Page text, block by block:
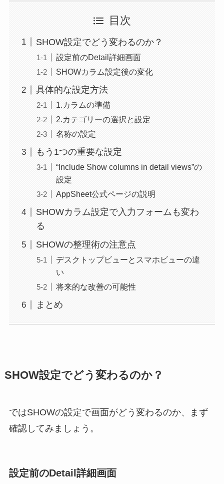
目次
SHOW設定でどう変わるのか？
設定前のDetail詳細画面
SHOWカラム設定後の変化
具体的な設定方法
1.カラムの準備
2.カテゴリーの選択と設定
名称の設定
もう1つの重要な設定
“Include Show columns in detail views”の
設定
AppSheet公式ページの説明
SHOWカラム設定で入力フォームも変わ
る
SHOWの整理術の注意点
デスクトップビューとスマホビューの違
い
将来的な改善の可能性
まとめ
SHOW設定でどう変わるのか？
ではSHOWの設定で画面がどう変わるのか、まず
確認してみましょう。
設定前のDetail詳細画面